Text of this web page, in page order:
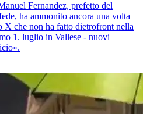
Fernandez, prefetto del
ha ammonito ancora una volta
X che non ha fatto dietrofront nella
1. luglio in Vallese - nuovi